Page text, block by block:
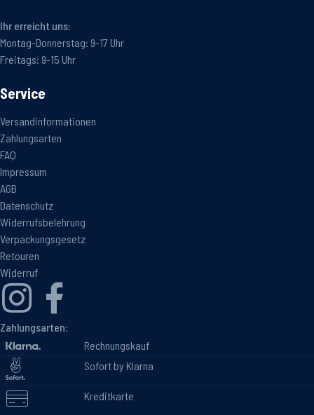
Ihr erreicht uns:
Montag-Donnerstag: 9-17 Uhr
Freitags: 9-15 Uhr
Service
Versandinformationen
Zahlungsarten
FAQ
Impressum
AGB
Datenschutz
Widerrufsbelehrung
Verpackungsgesetz
Retouren
Widerruf
Zahlungsarten:
Rechnungskauf
Sofort by Klarna
Kreditkarte